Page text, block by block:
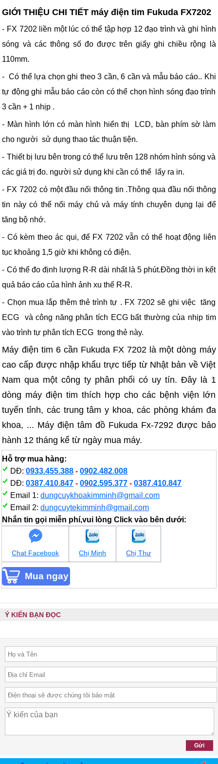
GIỚI THIỆU CHI TIẾT máy điện tim Fukuda FX7202
- FX 7202 liền một lúc có thể tập hợp 12 đạo trình và ghi hình
sóng và các thông số đo được trên giấy ghi chiều rộng là
110mm.
- Có thể lựa chọn ghi theo 3 cần, 6 cần và mẫu báo cáo.. Khi
tự động ghi mẫu báo cáo còn có thể chọn hình sóng đạo trình
3 cần + 1 nhịp .
- Màn hình lớn có màn hình hiển thị LCD, bàn phím sờ làm
cho người sử dụng thao tác thuận tiện.
- Thiết bị lưu bên trong có thể lưu trên 128 nhóm hình sóng và
các giá trị đo. người sử dụng khi cần có thể lấy ra in.
- FX 7202 có một đầu nối thông tin .Thông qua đầu nối thông
tin này có thể nối máy chủ và máy tính chuyên dụng lại để
tăng bộ nhớ.
- Có kèm theo ác qui, để FX 7202 vẫn có thể hoạt động liên
tục khoảng 1,5 giờ khi không có điện.
- Có thể đo định lượng R-R dài nhất là 5 phút.Đồng thời in kết
quả báo cáo của hình ảnh xu thế R-R.
- Chọn mua lắp thêm thẻ trình tự . FX 7202 sẽ ghi việc tăng
ECG và công năng phân tích ECG bất thường của nhịp tim
vào trình tự phân tích ECG trong thẻ này.
Máy điện tim 6 cần Fukuda FX 7202 là một dòng máy
cao cấp được nhập khẩu trực tiếp từ Nhật bản về Việt
Nam qua một công ty phân phối có uy tín. Đây là 1
dòng máy điện tim thích hợp cho các bệnh viện lớn
tuyến tỉnh, các trung tâm y khoa, các phòng khám đa
khoa, ... Máy điện tâm đồ Fukuda Fx-7292 được bảo
hành 12 tháng kể từ ngày mua máy.
Hỗ trợ mua hàng:
DĐ:0933.455.388 -0902.482.008
DĐ:0387.410.847 -0902.595.377 -0387.410.847
Email 1:dungcuykhoakimminh@gmail.com
Email 2:dungcuytekimminh@gmail.com
Nhắn tin gọi miễn phí,vui lòng Click vào bên dưới:
Chat Facebook Chị Minh Chị Thư
Ý KIẾN BẠN ĐỌC